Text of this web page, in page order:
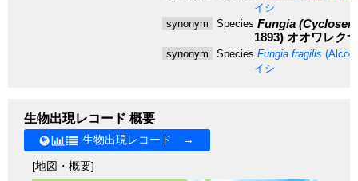
イシ
synonym
Species Fungia
1893) オオワレク
synonym Species Fungia fragilis
イシ
生物出現レコード 概要
生物出現レコード →
[地図・概要]